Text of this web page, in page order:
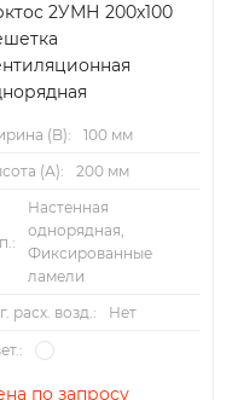
2УМН 200x100
(B):
100 мм
(А):
200 мм
Настенная
однорядная,
Фиксированные
ламели
расх. возд.:
Нет
по запросу